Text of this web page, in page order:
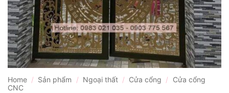
Home / Sản phẩm / Ngoại thất / Cửa cổng /
Cửa cổng
CNC